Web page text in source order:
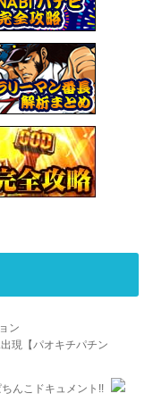
ン
現【パオキチパチン
んこドキュメント!!